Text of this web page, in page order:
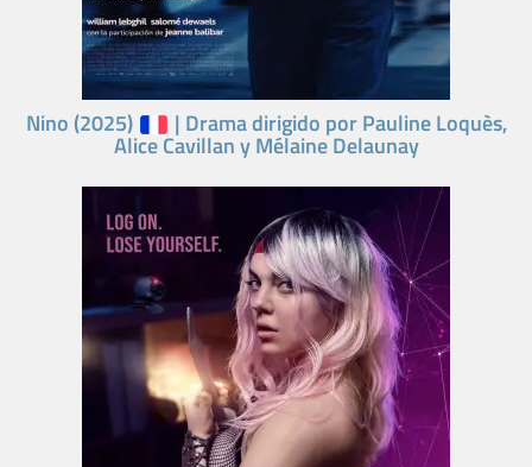
Nino (2025) | Drama dirigido por Pauline Loquès,
Alice Cavillan y Mélaine Delaunay